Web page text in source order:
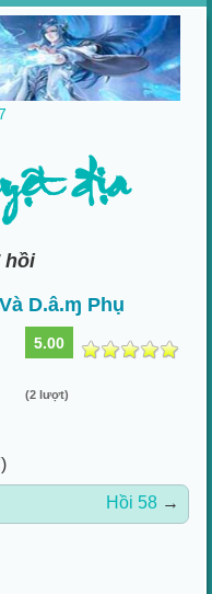
địa
hồi
D.â.ɱ Phụ
5.00
(2 lượt)
Hồi 58 →